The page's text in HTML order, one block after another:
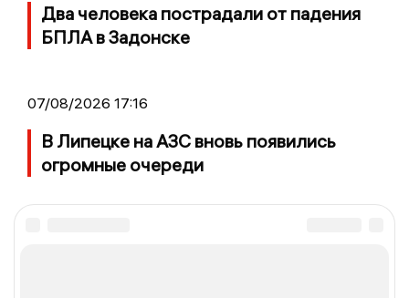
Два человека пострадали от падения
БПЛА в Задонске
07/08/2026 17:16
В Липецке на АЗС вновь появились
огромные очереди